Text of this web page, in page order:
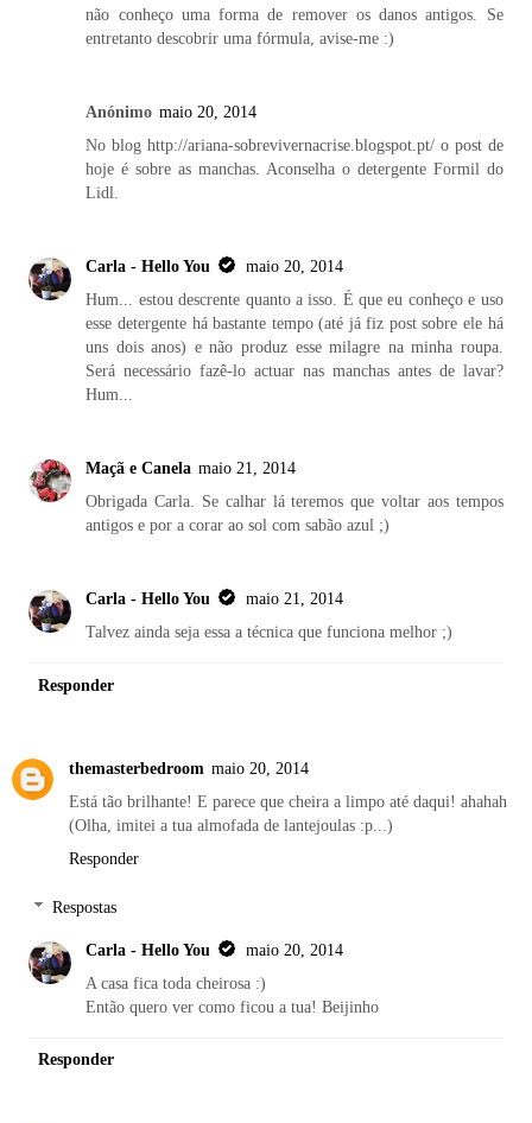
não conheço uma forma de remover os danos antigos. Se
entretanto descobrir uma fórmula, avise-me :)
Anónimo maio 20, 2014
No blog http://ariana-sobrevivernacrise.blogspot.pt/ o post de
hoje é sobre as manchas. Aconselha o detergente Formil do
Lidl.
Carla - Hello You
maio 20, 2014
Hum... estou descrente quanto a isso. É que eu conheço e uso
esse detergente há bastante tempo (até já fiz post sobre ele há
uns dois anos) e não produz esse milagre na minha roupa.
Será necessário fazê-lo actuar nas manchas antes de lavar?
Hum...
Maçã e Canela maio 21, 2014
Obrigada Carla. Se calhar lá teremos que voltar aos tempos
antigos e por a corar ao sol com sabão azul ;)
Carla - Hello You
maio 21, 2014
Talvez ainda seja essa a técnica que funciona melhor ;)
Responder
themasterbedroom maio 20, 2014
Está tão brilhante! E parece que cheira a limpo até daqui! ahahah
(Olha, imitei a tua almofada de lantejoulas :p...)
Responder
Respostas
Carla - Hello You
maio 20, 2014
A casa fica toda cheirosa :)
Então quero ver como ficou a tua! Beijinho
Responder